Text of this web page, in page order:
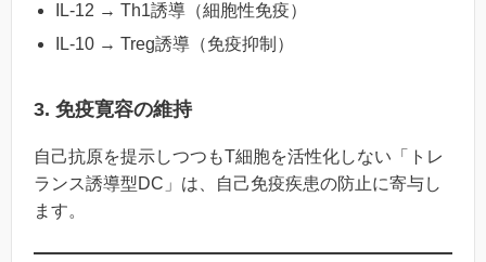
IL-12 → Th1誘導（細胞性免疫）
IL-10 → Treg誘導（免疫抑制）
3. 免疫寛容の維持
自己抗原を提示しつつもT細胞を活性化しない「トレ
ランス誘導型DC」は、自己免疫疾患の防止に寄与し
ます。